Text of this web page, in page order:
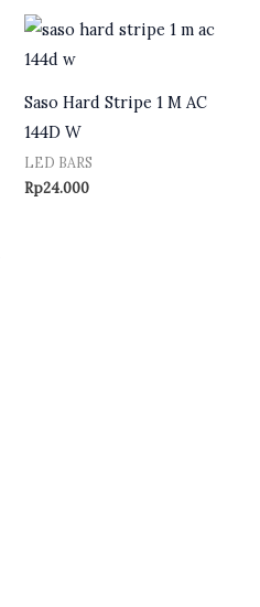
Saso Hard Stripe 1 M AC
144D W
LED BARS
Rp24.000